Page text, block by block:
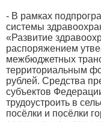
- В рамках
системы
«Развитие
распоряжением
межбюджетных
территориальным
рублей. Средства
субъектов
трудоустроить в
посёлки и посёлки